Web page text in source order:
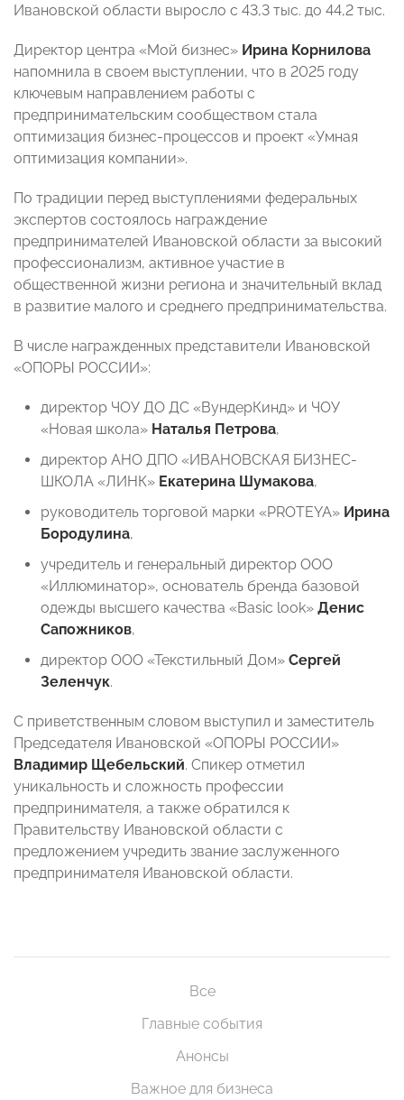
Ивановской области выросло с 43,3 тыс. до 44,2 тыс.
Директор центра «Мой бизнес» Ирина Корнилова
напомнила в своем выступлении, что в 2025 году
ключевым направлением работы с
предпринимательским сообществом стала
оптимизация бизнес-процессов и проект «Умная
оптимизация компании».
По традиции перед выступлениями федеральных
экспертов состоялось награждение
предпринимателей Ивановской области за высокий
профессионализм, активное участие в
общественной жизни региона и значительный вклад
в развитие малого и среднего предпринимательства.
В числе награжденных представители Ивановской
«ОПОРЫ РОССИИ»:
директор ЧОУ ДО ДС «ВундерКинд» и ЧОУ
«Новая школа» Наталья Петрова,
директор АНО ДПО «ИВАНОВСКАЯ БИЗНЕС-
ШКОЛА «ЛИНК» Екатерина Шумакова,
руководитель торговой марки «PROTEYA» Ирина
Бородулина,
учредитель и генеральный директор ООО
«Иллюминатор», основатель бренда базовой
одежды высшего качества «Basic look» Денис
Сапожников,
директор ООО «Текстильный Дом» Сергей
Зеленчук.
С приветственным словом выступил и заместитель
Председателя Ивановской «ОПОРЫ РОССИИ»
Владимир Щебельский. Спикер отметил
уникальность и сложность профессии
предпринимателя, а также обратился к
Правительству Ивановской области с
предложением учредить звание заслуженного
предпринимателя Ивановской области.
Все
Главные события
Анонсы
Важное для бизнеса